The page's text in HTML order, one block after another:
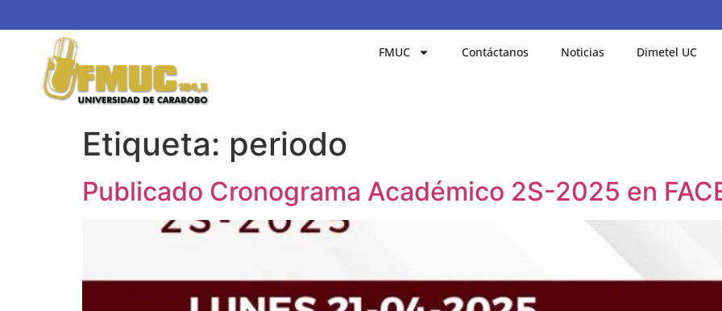
FMUC Contáctanos Noticias Dimetel UC
Etiqueta: periodo
Publicado Cronograma Académico 2S-2025 en